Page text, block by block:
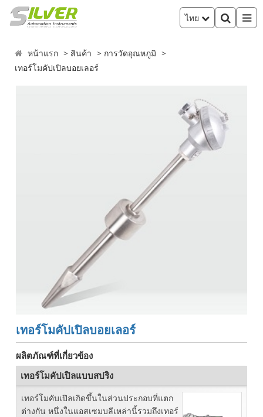
ไทย
หน้าแรก สินค้า
การวัดอุณหภูมิ
เทอร์โมคัปเปิลบอยเลอร์
เทอร์โมคัปเปิลบอยเลอร์
ผลิตภัณฑ์ที่เกี่ยวข้อง
เทอร์โมคัปเปิลแบบสปริง
เทอร์โมคับเปิลเกิดขึ้นในส่วนประกอบที่แตก
ต่างกัน หนึ่งในแอสเซมบลีเหล่านี้รวมถึงเทอร์